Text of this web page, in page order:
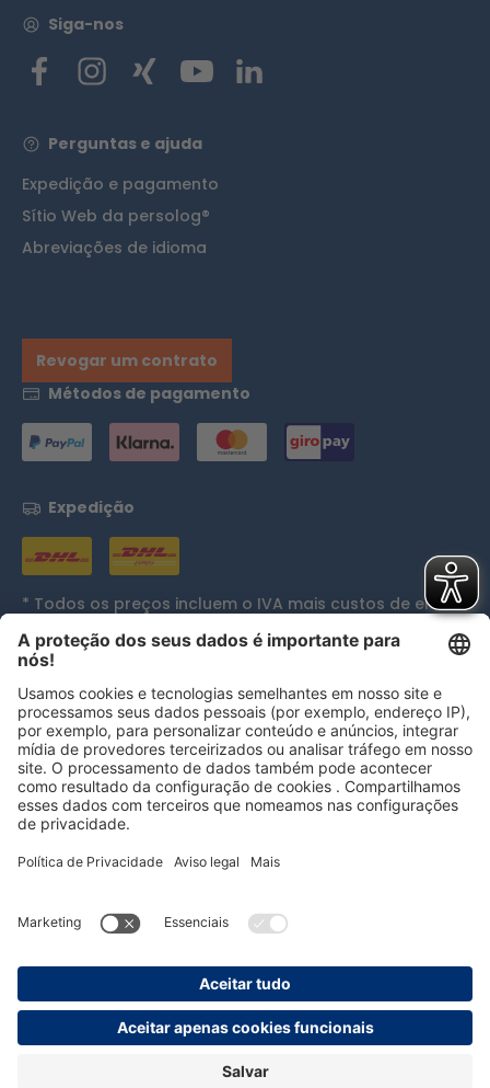
Siga-nos
Perguntas e ajuda
Expedição e pagamento
Sítio Web da persolog®
Abreviações de idioma
Revogar um contrato
Métodos de pagamento
Expedição
* Todos os preços incluem o IVA mais custos de envio
e, se aplicável, custos de entrega em dinheiro, exceto
se indicado de outra forma.
Reconhecimentos
mail@persolog.com
+49 7232 3699-0
Impressão